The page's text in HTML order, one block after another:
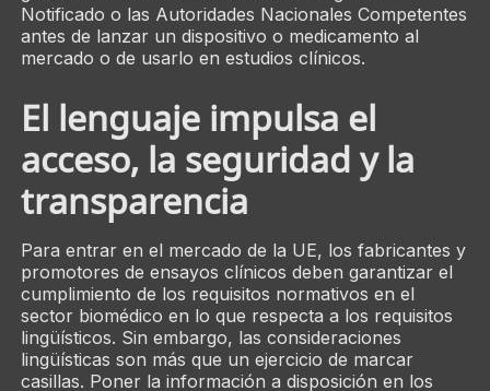
Notificado o las Autoridades Nacionales Competentes
antes de lanzar un dispositivo o medicamento al
mercado o de usarlo en estudios clínicos.
El lenguaje impulsa el
acceso, la seguridad y la
transparencia
Para entrar en el mercado de la UE, los fabricantes y
promotores de ensayos clínicos deben garantizar el
cumplimiento de los requisitos normativos en el
sector biomédico en lo que respecta a los requisitos
lingüísticos. Sin embargo, las consideraciones
lingüísticas son más que un ejercicio de marcar
casillas. Poner la información a disposición en los